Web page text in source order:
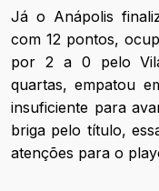
Já o Anápolis
com 12 pontos,
por 2 a 0 pelo
quartas, empatou
insuficiente para
briga pelo título,
atenções para o